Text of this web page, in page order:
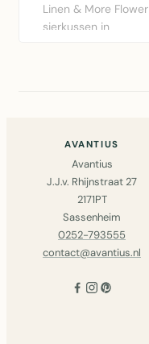
Linen & More Flower
sierkussen in
AVANTIUS
Avantius
J.J.v. Rhijnstraat 27
2171PT
Sassenheim
0252-793555
contact@avantius.nl